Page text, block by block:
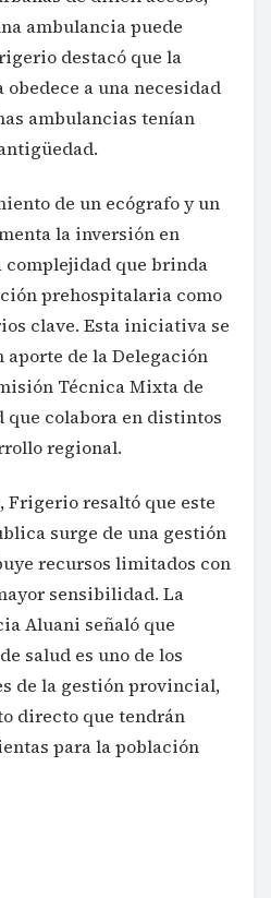
ambulancia puede
destacó que la
a una necesidad
ambulancias tenían
de un ecógrafo y un
la inversión en
que brinda
prehospitalaria como
clave. Esta iniciativa se
aporte de la Delegación
Técnica Mixta de
que colabora en distintos
regional.
Frigerio resaltó que este
surge de una gestión
recursos limitados con
sensibilidad. La
Aluani señaló que
salud es uno de los
de la gestión provincial,
directo que tendrán
para la población